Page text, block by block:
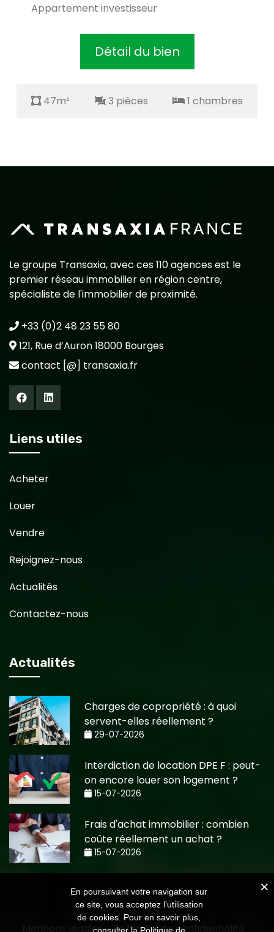
Appartement investisseur
Détail du bien
47m² 3 pièces 1 chambres
Le groupe Transaxia, avec ces 110 agences est le
premier réseau immobilier en région centre,
spécialiste de l'immobilier de proximité.
+33 (0)2 48 23 55 80
121, Rue d’Auron 18000 Bourges
contact [@] transaxia.fr
Liens utiles
Acheter
Louer
Vendre
Rejoignez-nous
Actualités
Contactez-nous
Actualités
Charges de copropriété : à quoi
servent-elles réellement ?
29-07-2026
Interdiction de location DPE F : peut-
on encore louer son logement ?
15-07-2026
Frais d'achat immobilier : combien
coûte réellement un achat ?
15-07-2026
Mentions légales-Politiques de confidentialité
En poursuivant votre navigation sur
ce site, vous acceptez l’utilisation
de cookies. Pour en savoir plus,